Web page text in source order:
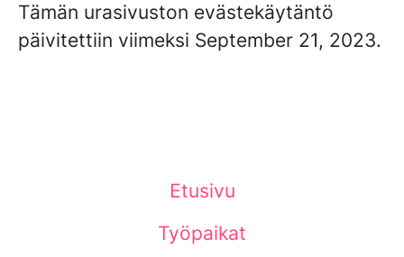
Tämän urasivuston evästekäytäntö
päivitettiin viimeksi September 21, 2023.
Etusivu
Työpaikat